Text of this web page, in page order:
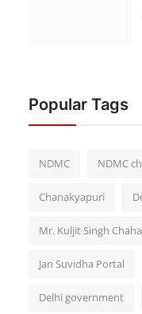
Popular Tags
NDMC NDMC
Chanakyapuri
Mr. Kuljit Singh
Jan Suvidha Portal
Delhi government